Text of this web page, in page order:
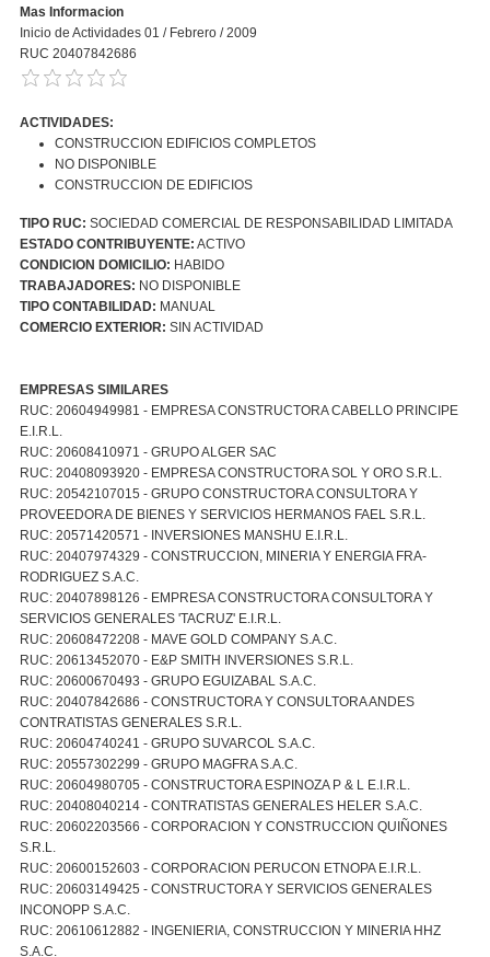
Mas Informacion
Inicio de Actividades 01 / Febrero / 2009
RUC 20407842686
ACTIVIDADES:
CONSTRUCCION EDIFICIOS COMPLETOS
NO DISPONIBLE
CONSTRUCCION DE EDIFICIOS
TIPO RUC: SOCIEDAD COMERCIAL DE RESPONSABILIDAD LIMITADA
ESTADO CONTRIBUYENTE: ACTIVO
CONDICION DOMICILIO: HABIDO
TRABAJADORES: NO DISPONIBLE
TIPO CONTABILIDAD: MANUAL
COMERCIO EXTERIOR: SIN ACTIVIDAD
EMPRESAS SIMILARES
RUC: 20604949981 - EMPRESA CONSTRUCTORA CABELLO PRINCIPE
E.I.R.L.
RUC: 20608410971 - GRUPO ALGER SAC
RUC: 20408093920 - EMPRESA CONSTRUCTORA SOL Y ORO S.R.L.
RUC: 20542107015 - GRUPO CONSTRUCTORA CONSULTORA Y
PROVEEDORA DE BIENES Y SERVICIOS HERMANOS FAEL S.R.L.
RUC: 20571420571 - INVERSIONES MANSHU E.I.R.L.
RUC: 20407974329 - CONSTRUCCION, MINERIA Y ENERGIA FRA-
RODRIGUEZ S.A.C.
RUC: 20407898126 - EMPRESA CONSTRUCTORA CONSULTORA Y
SERVICIOS GENERALES 'TACRUZ' E.I.R.L.
RUC: 20608472208 - MAVE GOLD COMPANY S.A.C.
RUC: 20613452070 - E&P SMITH INVERSIONES S.R.L.
RUC: 20600670493 - GRUPO EGUIZABAL S.A.C.
RUC: 20407842686 - CONSTRUCTORA Y CONSULTORA ANDES
CONTRATISTAS GENERALES S.R.L.
RUC: 20604740241 - GRUPO SUVARCOL S.A.C.
RUC: 20557302299 - GRUPO MAGFRA S.A.C.
RUC: 20604980705 - CONSTRUCTORA ESPINOZA P & L E.I.R.L.
RUC: 20408040214 - CONTRATISTAS GENERALES HELER S.A.C.
RUC: 20602203566 - CORPORACION Y CONSTRUCCION QUIÑONES
S.R.L.
RUC: 20600152603 - CORPORACION PERUCON ETNOPA E.I.R.L.
RUC: 20603149425 - CONSTRUCTORA Y SERVICIOS GENERALES
INCONOPP S.A.C.
RUC: 20610612882 - INGENIERIA, CONSTRUCCION Y MINERIA HHZ
S.A.C.